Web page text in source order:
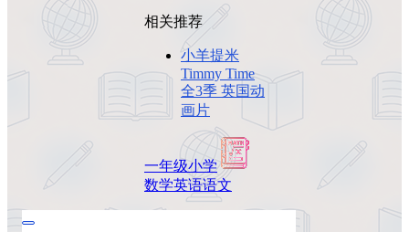
相关推荐
小羊提米
Timmy Time
全3季 英国动
画片
一年级小学
数学英语语文